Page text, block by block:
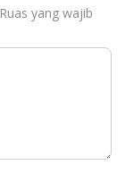
Ruas yang wajib